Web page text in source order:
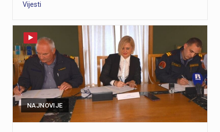
Vijesti
NAJNOVIJE